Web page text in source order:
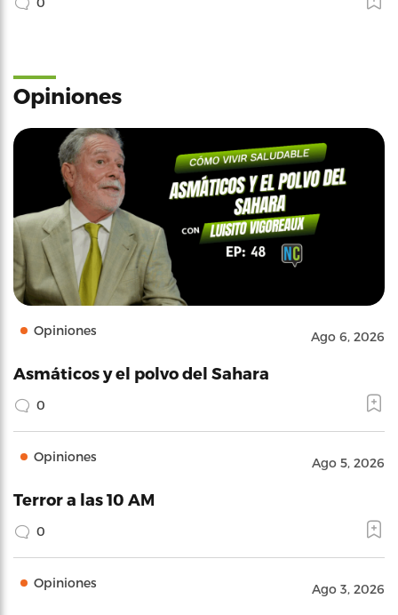
Opiniones
Opiniones Ago 6, 2026
Asmáticos y el polvo del Sahara
0
Opiniones Ago 5, 2026
Terror a las 10 AM
0
Opiniones Ago 3, 2026